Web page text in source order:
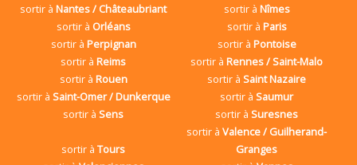
sortir àNantes / Châteaubriant sortir à Nîmes
sortir à Orléans sortir à Paris
sortir à Perpignan sortir à Pontoise
sortir àReims sortir àRennes / Saint-Malo
sortir à Rouen sortir àSaint Nazaire
sortir à Saint-Omer / Dunkerque sortir àSaumur
sortir àSens sortir àSuresnes
sortir àTours
sortir àValence / Guilherand-
Granges